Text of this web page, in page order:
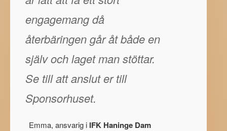
engagemang då
återbäringen går åt både en
själv och laget man stöttar.
Se till att anslut er till
Sponsorhuset.
Emma, ansvarig i IFK Haninge Dam